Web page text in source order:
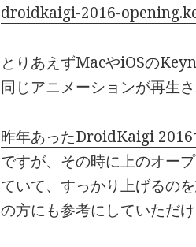
droidkaigi-2016-
とりあえずMacやiOSの
同じアニメーションが再生さ
昨年あったDroidKaigi 2016
ですが、その時に上のオー
ていて、すっかり上げるの
の方にも参考にしていただ